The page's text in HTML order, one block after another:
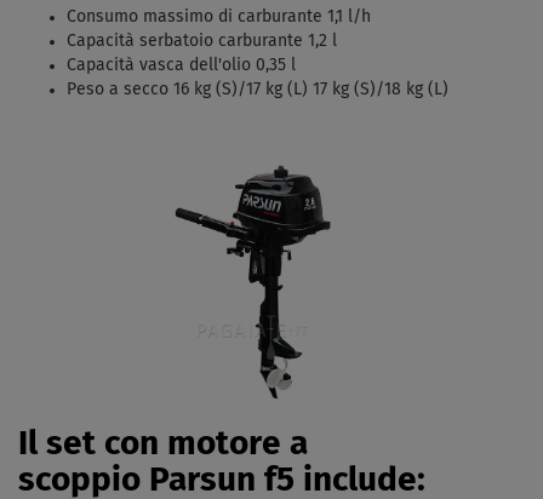
Consumo massimo di carburante 1,1 l/h
Capacità serbatoio carburante 1,2 l
Capacità vasca dell'olio 0,35 l
Peso a secco 16 kg (S)/17 kg (L) 17 kg (S)/18 kg (L)
Il set con motore a
scoppio Parsun f5 include: